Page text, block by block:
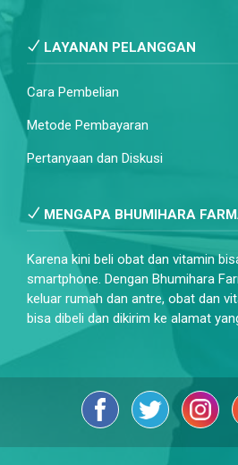
LAYANAN PELANGGAN
Cara Pembelian
Metode Pembayaran
Pertanyaan dan Diskusi
MENGAPA BHUMIHARA
Karena kini beli obat dan vitamin
smartphone. Dengan Bhumihara
keluar rumah dan antre, obat dan
bisa dibeli dan dikirim ke alamat